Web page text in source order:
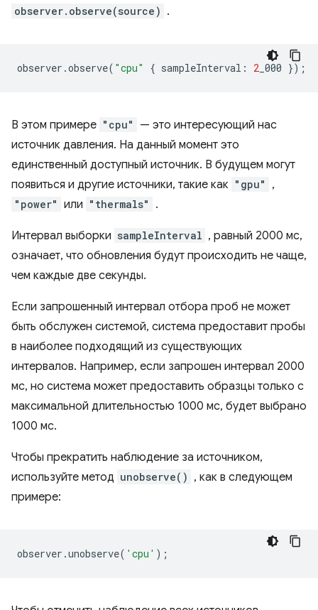
observer.observe(source) .
observer .observe( "cpu" { sampleInterval : 2 _000 });
В этом примере "cpu"
— это интересующий нас
источник давления. На данный момент это
единственный доступный источник. В будущем могут
появиться и другие источники, такие как "gpu" ,
"power" или "thermals" .
Интервал выборки sampleInterval , равный 2000 мс,
означает, что обновления будут происходить не чаще,
чем каждые две секунды.
Если запрошенный интервал отбора проб не может
быть обслужен системой, система предоставит пробы
в наиболее подходящий из существующих
интервалов. Например, если запрошен интервал 2000
мс, но система может предоставить образцы только с
максимальной длительностью 1000 мс, будет выбрано
1000 мс.
Чтобы прекратить наблюдение за источником,
используйте метод unobserve() , как в следующем
примере:
observer .unobserve( 'cpu' );